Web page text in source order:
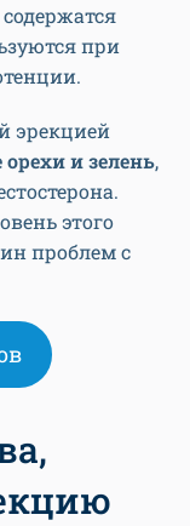
при
эрекцией
орехи и зелень,
этого
проблем с